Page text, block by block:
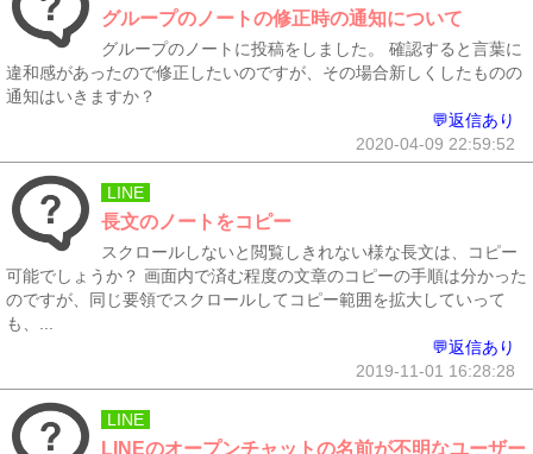
グループのノートの修正時の通知について
グループのノートに投稿をしました。 確認すると言葉に
違和感があったので修正したいのですが、その場合新しくしたものの
通知はいきますか？
💬返信あり
2020-04-09 22:59:52
LINE
長文のノートをコピー
スクロールしないと閲覧しきれない様な長文は、コピー
可能でしょうか？ 画面内で済む程度の文章のコピーの手順は分かった
のですが、同じ要領でスクロールしてコピー範囲を拡大していって
も、...
💬返信あり
2019-11-01 16:28:28
LINE
LINEのオープンチャットの名前が不明なユーザー